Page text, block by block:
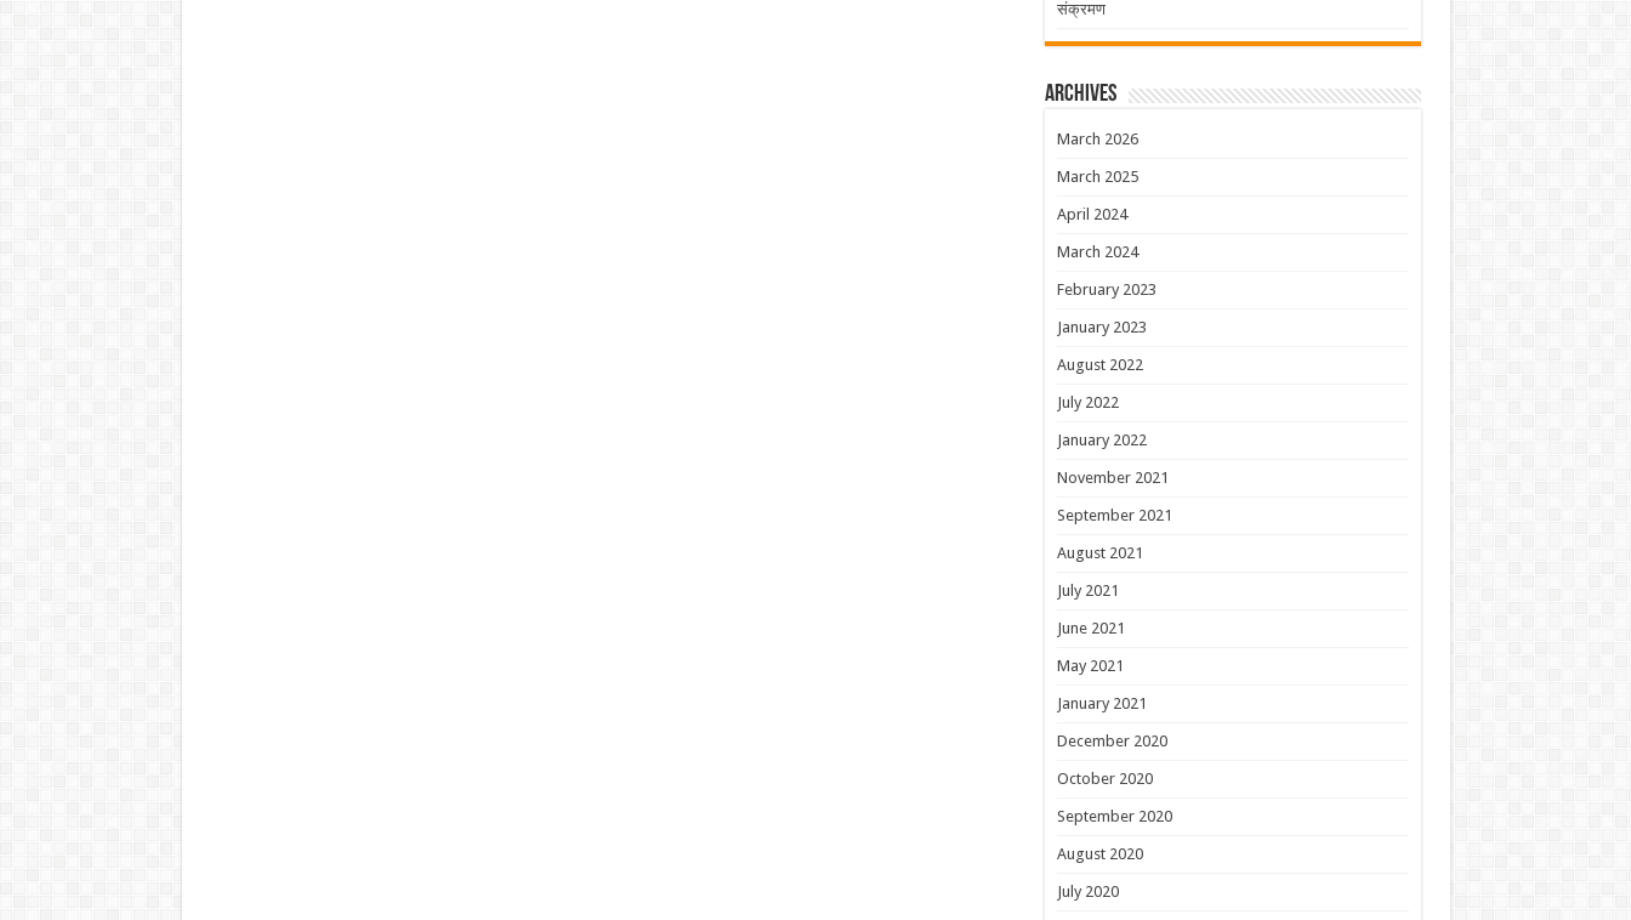
संक्रमण
Archives
March 2026
March 2025
April 2024
March 2024
February 2023
January 2023
August 2022
July 2022
January 2022
November 2021
September 2021
August 2021
July 2021
June 2021
May 2021
January 2021
December 2020
October 2020
September 2020
August 2020
July 2020